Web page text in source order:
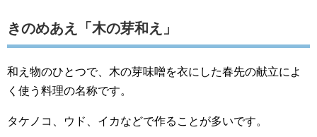
きのめあえ「木の芽和え」
和え物のひとつで、木の芽味噌を衣にした春先の献立によ
く使う料理の名称です。
タケノコ、ウド、イカなどで作ることが多いです。